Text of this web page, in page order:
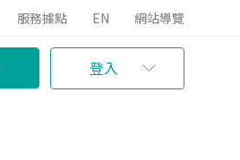
服務據點 EN 網站導覽
登入